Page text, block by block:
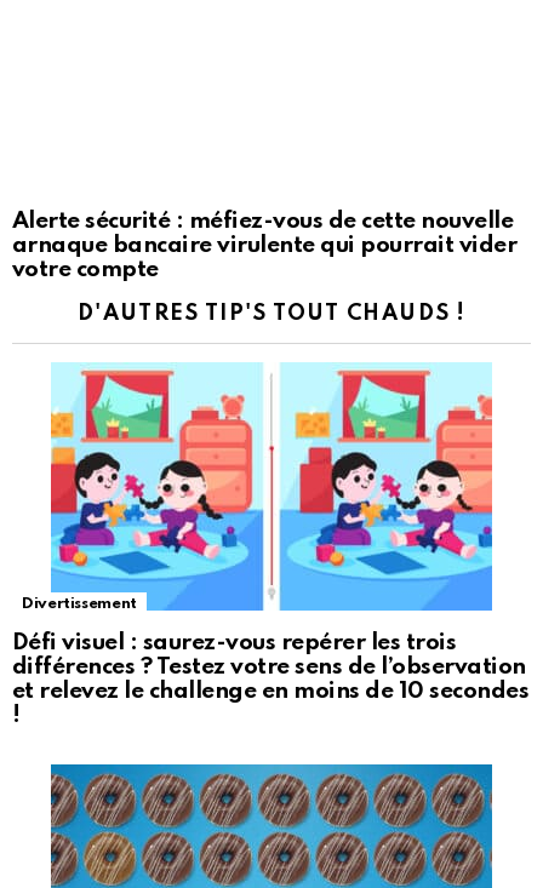
Alerte sécurité : méfiez-vous de cette nouvelle
arnaque bancaire virulente qui pourrait vider
votre compte
D'AUTRES TIP'S TOUT CHAUDS !
Divertissement
Défi visuel : saurez-vous repérer les trois
différences ? Testez votre sens de l’observation
et relevez le challenge en moins de 10 secondes
!